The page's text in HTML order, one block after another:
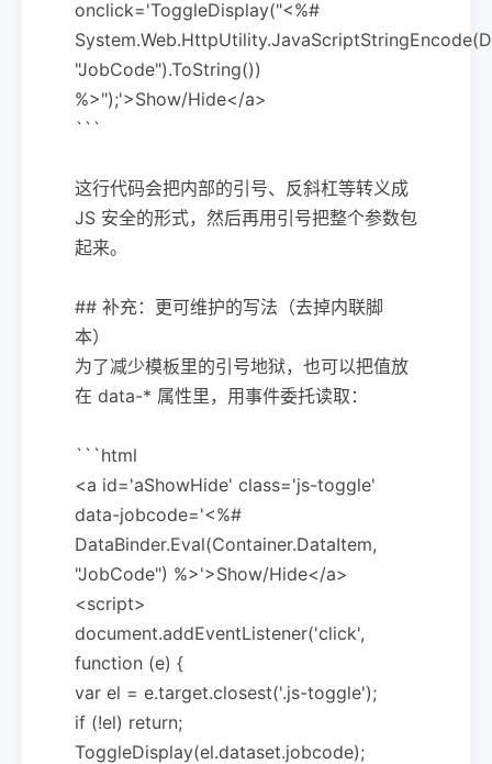
onclick='ToggleDisplay("<%#
"JobCode").ToString())
%>");'>Show/Hide</a>
```
这行代码会把内部的引号、反斜杠等转义成
JS 安全的形式，然后再用引号把整个参数包
起来。
## 补充：更可维护的写法（去掉内联脚
本）
为了减少模板里的引号地狱，也可以把值放
在 data-* 属性里，用事件委托读取：
```html
<a id='aShowHide' class='js-toggle'
data-jobcode='<%#
DataBinder.Eval(Container.DataItem,
"JobCode") %>'>Show/Hide</a>
<script>
document.addEventListener('click',
function (e) {
var el = e.target.closest('.js-toggle');
if (!el) return;
ToggleDisplay(el.dataset.jobcode);